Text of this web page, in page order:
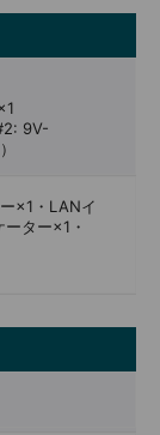
9V-
×1・LANイ
ター×1・